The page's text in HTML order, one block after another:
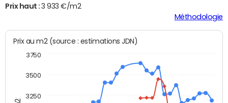
Prix haut :3 933 €/m2
Méthodologie
Prix au m2 (source : estimations JDN)
3250
3500
3750